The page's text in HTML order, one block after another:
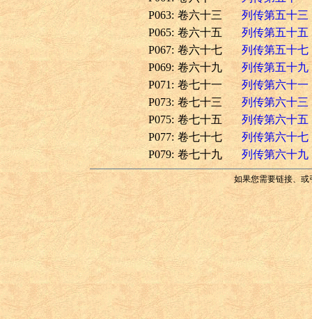
P063: 卷六十三
列传第五十三
P065: 卷六十五
列传第五十五
P067: 卷六十七
列传第五十七
P069: 卷六十九
列传第五十九
P071: 卷七十一
列传第六十一
P073: 卷七十三
列传第六十三
P075: 卷七十五
列传第六十五
P077: 卷七十七
列传第六十七
P079: 卷七十九 列传第六十九
如果您需要链接、或